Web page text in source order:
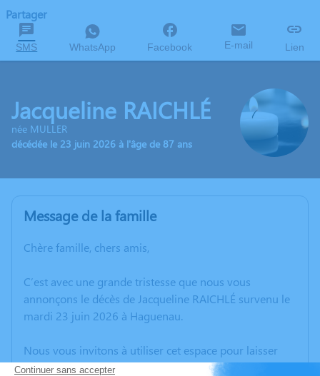
Partager
SMS WhatsApp Facebook E-mail Lien
Jacqueline RAICHLÉ
née MULLER
décédée le 23 juin 2026 à l'âge de 87 ans
Message de la famille
Chère famille, chers amis,
C’est avec une grande tristesse que nous vous
annonçons le décès de Jacqueline RAICHLÉ survenu le
mardi 23 juin 2026 à Haguenau.
Nous vous invitons à utiliser cet espace pour laisser
vos condoléances, partager des photos souvenirs, une